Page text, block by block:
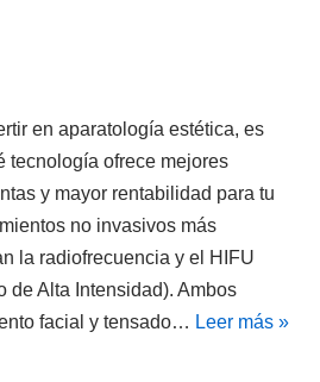
en aparatología estética, es
tecnología ofrece mejores
y mayor rentabilidad para tu
no invasivos más
la radiofrecuencia y el HIFU
de Alta Intensidad). Ambos
facial y tensado… Leer más »